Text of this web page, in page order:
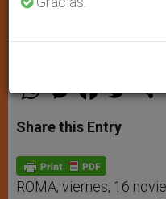
Egidio
h
t
s
p
p
e
s
e
g
e
r
a
e
b
o
k
w h
Share this Entry
ROMA, viernes, 16